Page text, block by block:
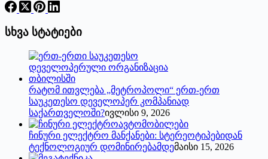
სხვა სტატიები
რატომ ითვლება „მეტროპოლი“ ერთ-ერთ
საუკეთესო დეველოპერ კომპანიად
საქართველოში?ივლისი 9, 2026
ჩინური ელექტრო მანქანები: სტერეოტიპებიდან
ტექნოლოგიურ დომინირებამდემაისი 15, 2026